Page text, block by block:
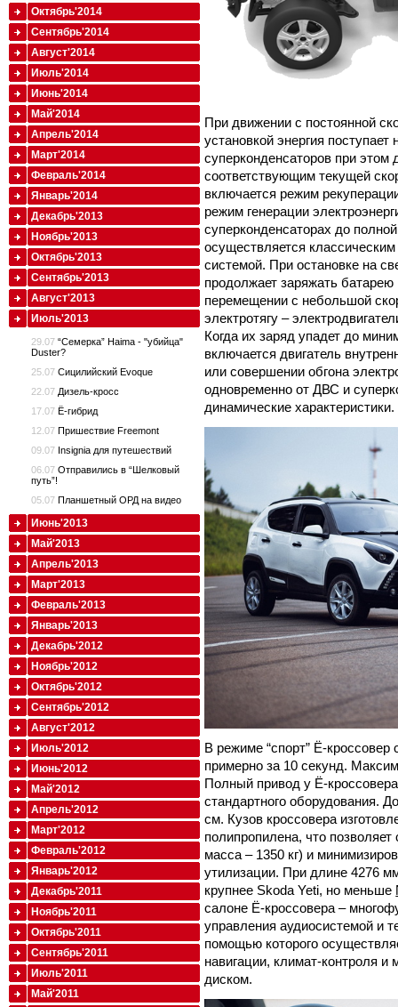
При движении с постоянной
установкой энергия
суперконденсаторов при
соответствующим текущей
включается режим
режим генерации
суперконденсаторах до
осуществляется
системой. При остановке на
продолжает заряжать
перемещении с небольшой
электротягу –
Когда их заряд упадет до
включается двигатель
или совершении обгона
одновременно от ДВС и
динамические характеристики.
В режиме “спорт” Ё-кроссовер
примерно за 10 секунд.
Полный привод у Ё-
стандартного оборудования.
см. Кузов кроссовера
полипропилена, что
масса – 1350 кг) и
утилизации. При длине 4276
крупнее Skoda Yeti, но меньше
салоне Ё-кроссовера –
управления аудиосистемой и
помощью которого
навигации, климат-контроля
диском.
Октябрь'2014
Сентябрь'2014
Август'2014
Июль'2014
Июнь'2014
Май'2014
Апрель'2014
Март'2014
Февраль'2014
Январь'2014
Декабрь'2013
Ноябрь'2013
Октябрь'2013
Сентябрь'2013
Август'2013
Июль'2013
29.07 “Семерка” Haima - "убийца"
Duster?
25.07 Сицилийский Evoque
22.07 Дизель-кросс
17.07 Ё-гибрид
12.07 Пришествие Freemont
09.07 Insignia для путешествий
06.07 Отправились в “Шелковый
путь”!
05.07 Планшетный ОРД на видео
Июнь'2013
Май'2013
Апрель'2013
Март'2013
Февраль'2013
Январь'2013
Декабрь'2012
Ноябрь'2012
Октябрь'2012
Сентябрь'2012
Август'2012
Июль'2012
Июнь'2012
Май'2012
Апрель'2012
Март'2012
Февраль'2012
Январь'2012
Декабрь'2011
Ноябрь'2011
Октябрь'2011
Сентябрь'2011
Июль'2011
Май'2011